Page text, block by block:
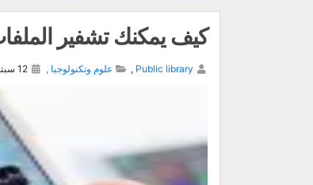
كيف يمكنك تشفير الملفات
Public library
, علوم وتكنولوجيا ,